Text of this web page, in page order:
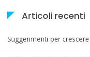
Articoli recenti
Suggerimenti per